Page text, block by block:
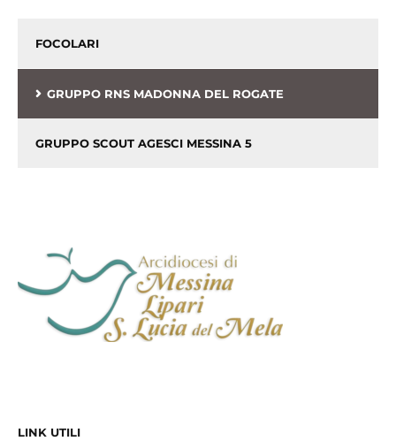
FOCOLARI
GRUPPO RNS MADONNA DEL ROGATE
GRUPPO SCOUT AGESCI MESSINA 5
LINK UTILI